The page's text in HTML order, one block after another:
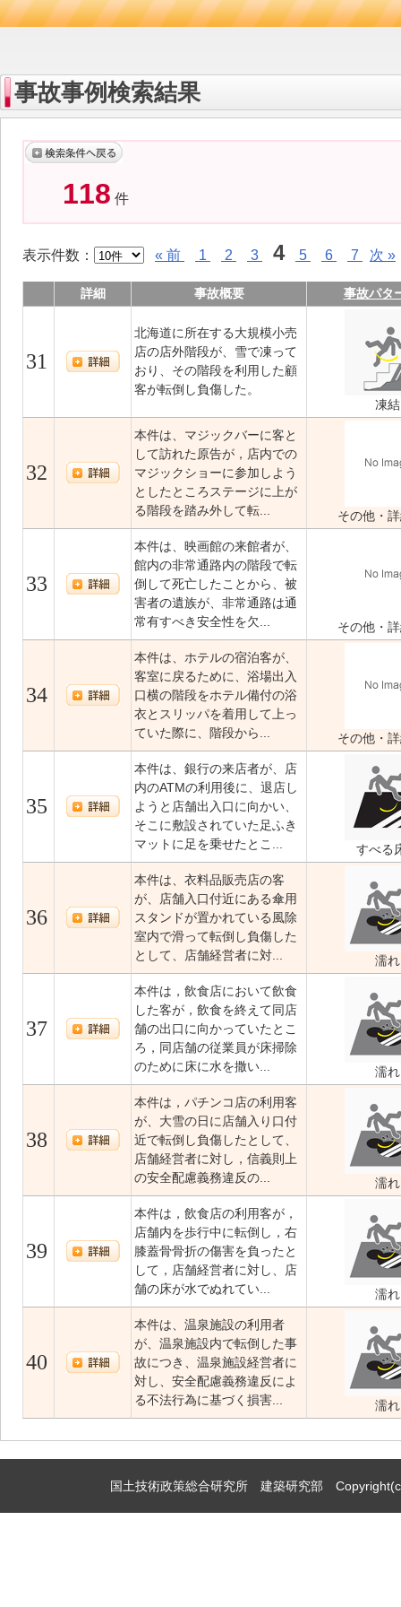
事故事例検索結果
118 件
表示件数： « 前 1 2 3 4 5 6 7 次 »
詳細 事故概要 事故パタ
31
北海道に所在する大規模小売
店の店外階段が、雪で凍って
おり、その階段を利用した顧
客が転倒し負傷した。
凍結
32
本件は、マジックバーに客と
して訪れた原告が，店内での
マジックショーに参加しよう
としたところステージに上が
る階段を踏み外して転...
その他・
33
本件は、映画館の来館者が、
館内の非常通路内の階段で転
倒して死亡したことから、被
害者の遺族が、非常通路は通
常有すべき安全性を欠...
その他・
34
本件は、ホテルの宿泊客が、
客室に戻るために、浴場出入
口横の階段をホテル備付の浴
衣とスリッパを着用して上っ
ていた際に、階段から...
その他・
35
本件は、銀行の来店者が、店
内のATMの利用後に、退店し
ようと店舗出入口に向かい、
そこに敷設されていた足ふき
マットに足を乗せたとこ...
すべる
36
本件は、衣料品販売店の客
が、店舗入口付近にある傘用
スタンドが置かれている風除
室内で滑って転倒し負傷した
として、店舗経営者に対...
濡れ
37
本件は，飲食店において飲食
した客が，飲食を終えて同店
舗の出口に向かっていたとこ
ろ，同店舗の従業員が床掃除
のために床に水を撒い...
濡れ
38
本件は，パチンコ店の利用客
が、大雪の日に店舗入り口付
近で転倒し負傷したとして、
店舗経営者に対し，信義則上
の安全配慮義務違反の...
濡れ
39
本件は，飲食店の利用客が，
店舗内を歩行中に転倒し，右
膝蓋骨骨折の傷害を負ったと
して，店舗経営者に対し、店
舗の床が水でぬれてい...
濡れ
40
本件は、温泉施設の利用者
が、温泉施設内で転倒した事
故につき、温泉施設経営者に
対し、安全配慮義務違反によ
る不法行為に基づく損害...
濡れ
国土技術政策総合研究所 建築研究部